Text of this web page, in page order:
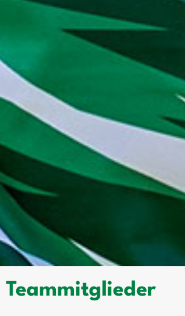
Teammitglieder